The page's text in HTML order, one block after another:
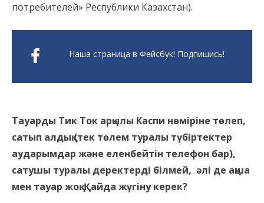
потребителей» Республики Казахстан).
Наша страница в Фейсбук! Подпишись!
Тауарды Тик Ток арқылы Каспи нөміріне төлеп,
сатып алдық (тек төлем туралы түбіртектер
аударымдар және еленбейтін телефон бар),
сатушы туралы деректерді білмей, әлі де ақша
мен тауар жоқ. Қайда жүгіну керек?